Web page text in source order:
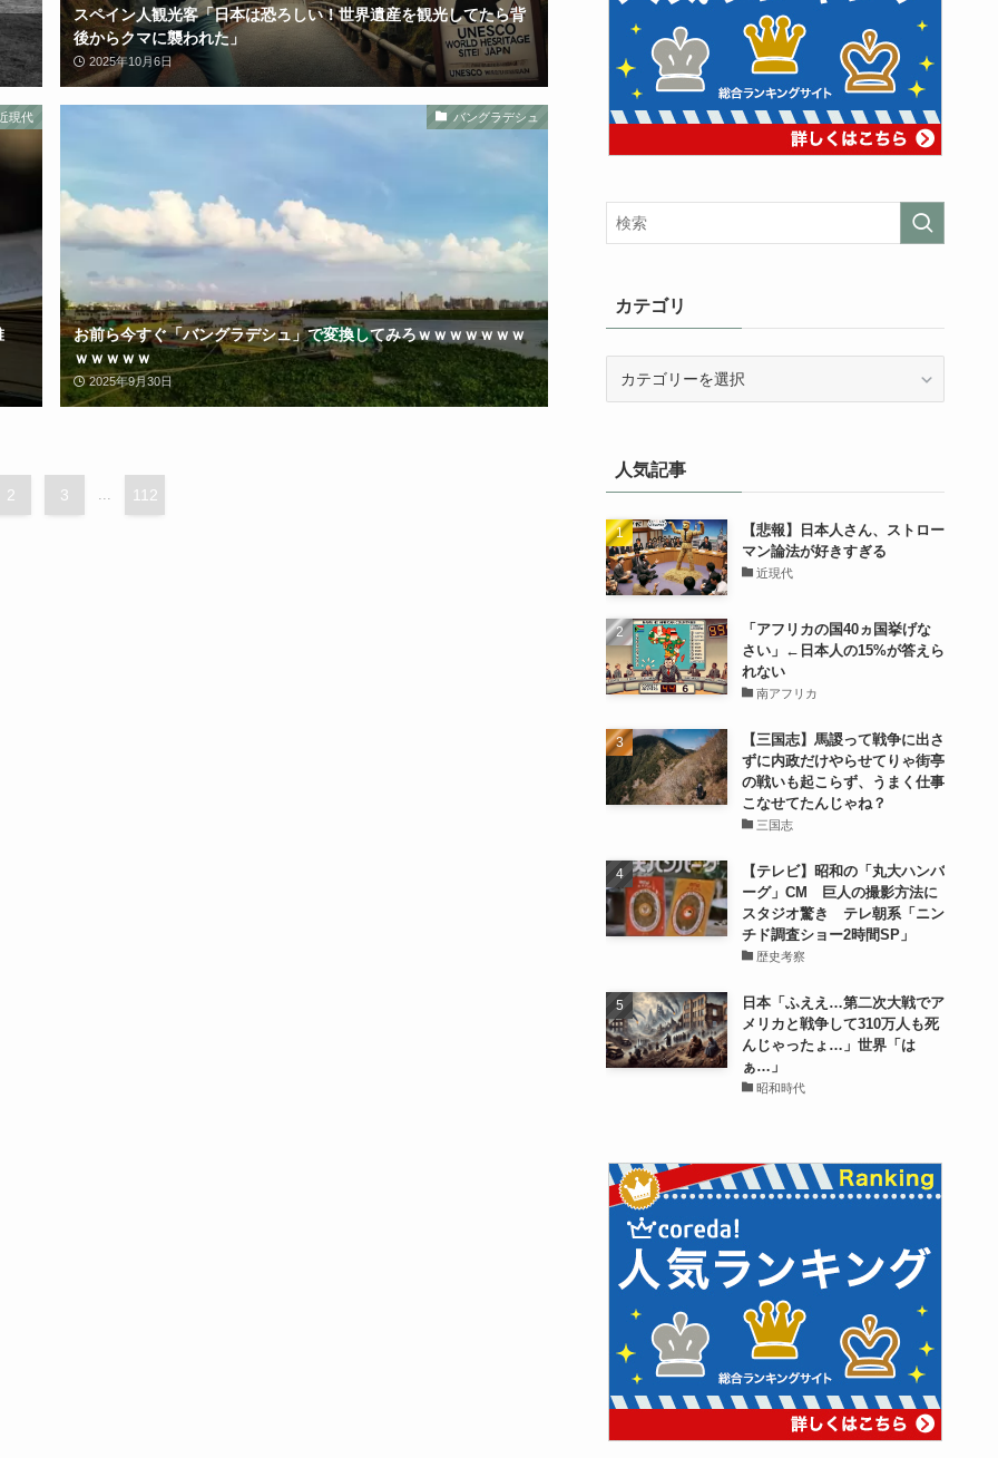
スペイン人観光客「日本は恐ろしい！世界遺産を観光してたら背
後からクマに襲われた」
2025年10月6日
現代 バングラデシュ
お前ら今すぐ「バングラデシュ」で変換してみろｗｗｗｗｗｗｗ
ｗｗｗｗｗ
2025年9月30日
2 3 112
カテゴリ
人気記事
【悲報】日本人さん、ストロー
マン論法が好きすぎる
近現代
「アフリカの国40ヵ国挙げな
さい」←日本人の15%が答えら
れない
南アフリカ
【三国志】馬謖って戦争に出さ
ずに内政だけやらせてりゃ街亭
の戦いも起こらず、うまく仕事
こなせてたんじゃね？
三国志
【テレビ】昭和の「丸大ハンバ
ーグ」CM 巨人の撮影方法に
スタジオ驚き テレ朝系「ニン
チド調査ショー2時間SP」
歴史考察
日本「ふええ…第二次大戦でア
メリカと戦争して310万人も死
んじゃったょ…」世界「は
ぁ…」
昭和時代